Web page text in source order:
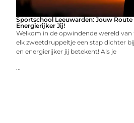
Sportschool Leeuwarden: Jouw Route
Energierijker Jij!
Welkom in de opwindende wereld van
elk zweetdruppeltje een stap dichter
en energierijker jij betekent! Als je
...